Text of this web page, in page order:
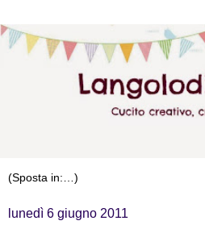
lunedì 6 giugno 2011